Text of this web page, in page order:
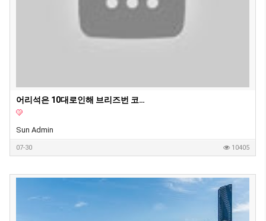
어리석은 10대로인해 브리즈번 코로나2차 유행 위험
Sun Admin
07-30 10405